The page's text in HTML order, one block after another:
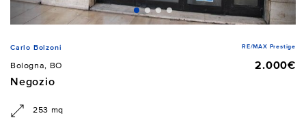
Carlo Bolzoni RE/MAX Prestige
Bologna, BO
2.000€
Negozio
253 mq